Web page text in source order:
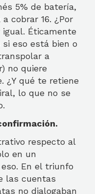
5% de batería,
cobrar 16. ¿Por
Éticamente
eso está bien o
a
no quiere
¿Y qué te retiene
lo que no se
respecto al
en un
En el triunfo
las cuentas
no dialogaban